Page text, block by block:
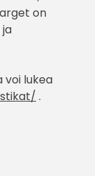
on
voi lukea
.